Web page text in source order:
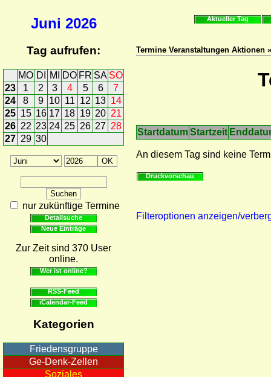
Juni 2026
Tag aufrufen:
MO DI MI DO FR SA SO
23
1 2 3 4 5 6
7
24
8 9 10 11 12 13 14
25 15 16 17 18 19 20 21
26 22 23 24 25 26 27 28
27 29 30
nur zukünftige Termine
Detailsuche
Neue Einträge
Zur Zeit sind 370 User
online.
Wer ist online?
RSS-Feed
iCalendar-Feed
Kategorien
Friedensgruppe
Ge-Denk-Zellen
Soziales
Aktueller Tag
Termine Veranstaltungen Aktionen
StartdatumStartzeit
An diesem Tag sind keine
Druckvorschau
Filteroptionen anzeigen/